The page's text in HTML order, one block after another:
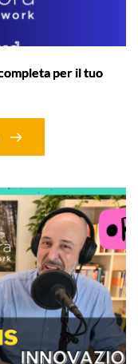
per il tuo